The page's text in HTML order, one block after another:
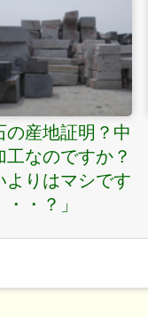
の産地証明？中
工なのですか？
よりはマシです
・・？」